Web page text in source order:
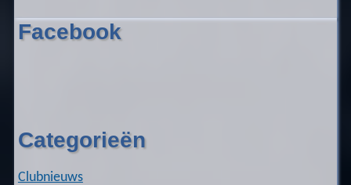
Facebook
Categorieën
Clubnieuws